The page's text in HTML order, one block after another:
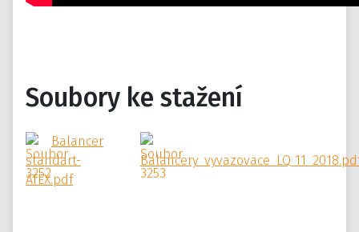
Soubory ke stažení
Balancer
standart-
ATEX.pdf